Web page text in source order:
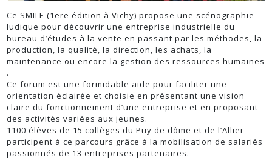
Ce SMILE (1ere édition à Vichy) propose une scénographie
ludique pour découvrir une entreprise industrielle du
bureau d’études à la vente en passant par les méthodes, la
production, la qualité, la direction, les achats, la
maintenance ou encore la gestion des ressources humaines
.
Ce forum est une formidable aide pour faciliter une
orientation éclairée et choisie en présentant une vision
claire du fonctionnement d’une entreprise et en proposant
des activités variées aux jeunes.
1100 élèves de 15 collèges du Puy de dôme et de l’Allier
participent à ce parcours grâce à la mobilisation de salariés
passionnés de 13 entreprises partenaires.